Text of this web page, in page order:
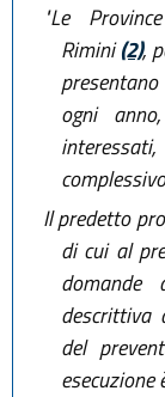
"Le
Rimini (2),
ogni
Il predetto
di cui al
descrittiva
del